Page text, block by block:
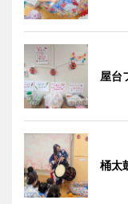
屋台
桶太